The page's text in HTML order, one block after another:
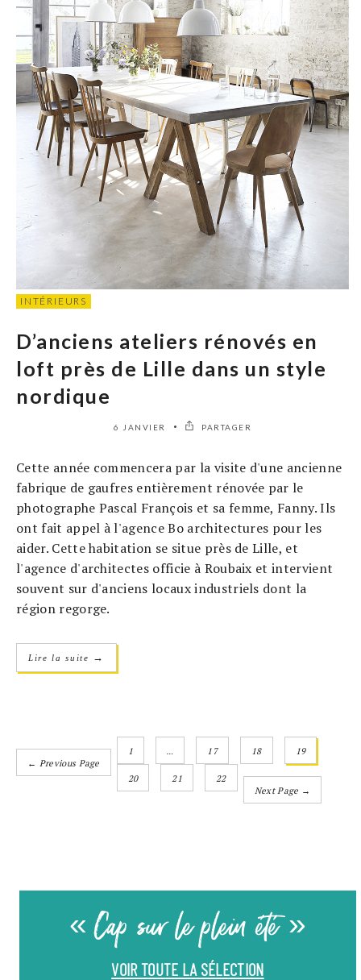
INTÉRIEURS
D’anciens ateliers rénovés en
loft près de Lille dans un style
nordique
6 JANVIER PARTAGER
Cette année commencera par la visite d'une ancienne
fabrique de gaufres entièrement rénovée par le
photographe Pascal François et sa femme, Fanny. Ils
ont fait appel à l'agence Bo architectures pour les
aider. Cette habitation se situe près de Lille, et
l'agence d'architectes officie à Roubaix et intervient
souvent sur d'anciens locaux industriels dont la
région regorge.
Lire la suite →
← Previous Page
1 17 18 19
20 21
22
Next Page →
« Cap sur le plein été »
VOIR TOUTE LA SÉLECTION